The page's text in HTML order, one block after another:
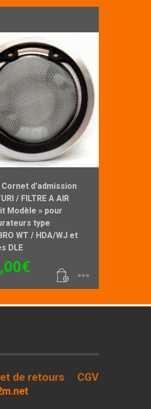
Cornet d’admission
/ FILTRE A AIR
Modèle » pour
type
WT / HDA/WJ et
DLE
€
de retours
CGV